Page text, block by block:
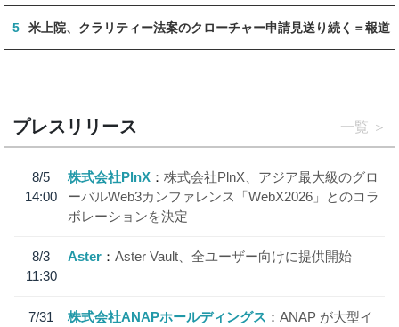
5 米上院、クラリティー法案のクローチャー申請見送り続く＝報道
プレスリリース 一覧
8/5
14:00
株式会社PlnX
株式会社PlnX、アジア最大級のグロ
ーバルWeb3カンファレンス「WebX2026」とのコラ
ボレーションを決定
8/3
11:30
Aster Aster Vault、全ユーザー向けに提供開始
7/31
株式会社ANAPホールディングス
ANAP が大型イ